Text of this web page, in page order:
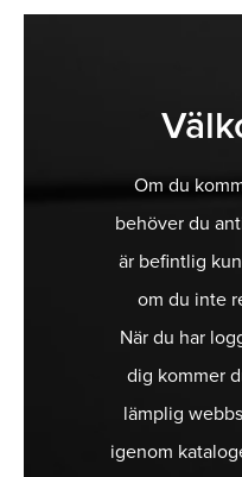
Om du
behöver du
är befintlig
om du inte
När du har
dig kommer
lämplig
igenom